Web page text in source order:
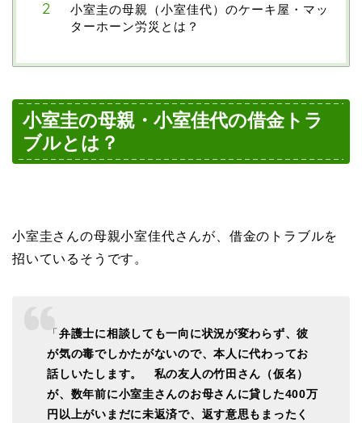
小室圭の母親（小室佳代）のケーキ屋・マッ
ターホーン労災とは？
小室圭の母親・小室佳代の借金トラ
ブルとは？
小室圭さんの母親小室佳代さんが、借金のトラブルを
招いているそうです。
「弁護士に相談しても一向に状況が変わらず、彼
が気の毒でしかたがないので、本人に代わってお
話しいたします。
私の友人の竹田さん（仮名）
が、数年前に小室圭さんのお母さんに貸した400万
円以上がいまだに未返済で、返す意思もまったく